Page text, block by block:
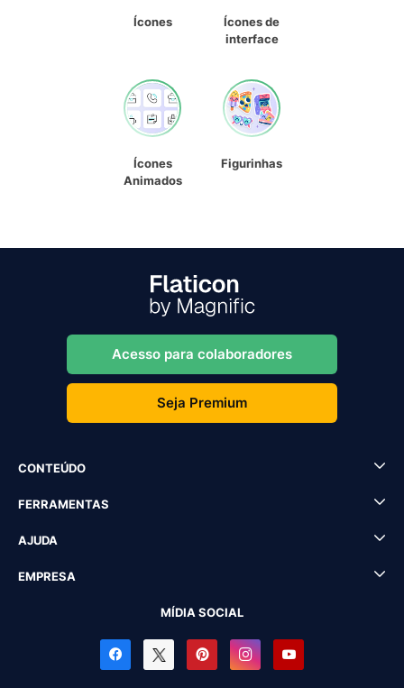
Ícones
Ícones de
interface
Ícones
Animados
Figurinhas
Acesso para colaboradores
Seja Premium
CONTEÚDO
FERRAMENTAS
AJUDA
EMPRESA
MÍDIA SOCIAL